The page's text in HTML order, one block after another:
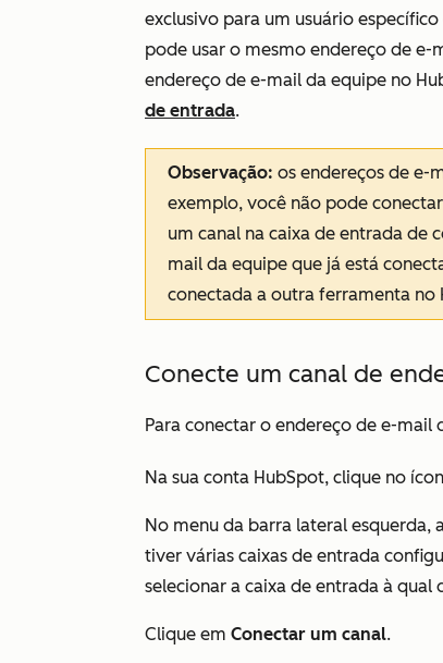
exclusivo para um usuário
pode usar o mesmo endereço de
endereço de e-mail da equipe no
de entrada.
Observação: os endereços de e-
exemplo, você não pode
um canal na caixa de entrada de
mail da equipe que já está
conectada a outra ferramenta no
Conecte um canal de
Para conectar o endereço de e-mail
Na sua conta HubSpot, clique no
No menu da barra lateral esquerda,
tiver várias caixas de entrada
selecionar a caixa de entrada à qual
Clique em Conectar um canal.